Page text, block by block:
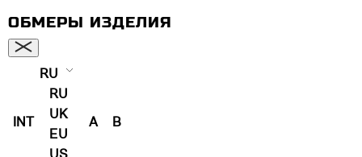
ОБМЕРЫ ИЗДЕЛИЯ
INT
RU
RU
UK
EU
A B